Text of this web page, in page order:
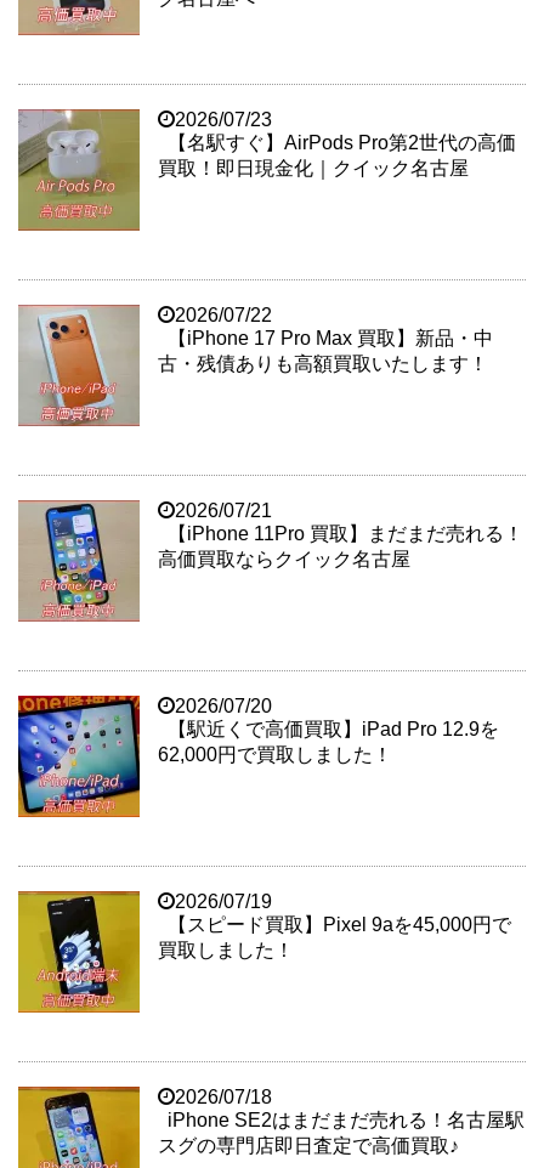
2026/07/23
【名駅すぐ】AirPods Pro第2世代の高価
買取！即日現金化｜クイック名古屋
2026/07/22
【iPhone 17 Pro Max 買取】新品・中
古・残債ありも高額買取いたします！
2026/07/21
【iPhone 11Pro 買取】まだまだ売れる！
高価買取ならクイック名古屋
2026/07/20
【駅近くで高価買取】iPad Pro 12.9を
62,000円で買取しました！
2026/07/19
【スピード買取】Pixel 9aを45,000円で
買取しました！
2026/07/18
iPhone SE2はまだまだ売れる！名古屋駅
スグの専門店即日査定で高価買取♪